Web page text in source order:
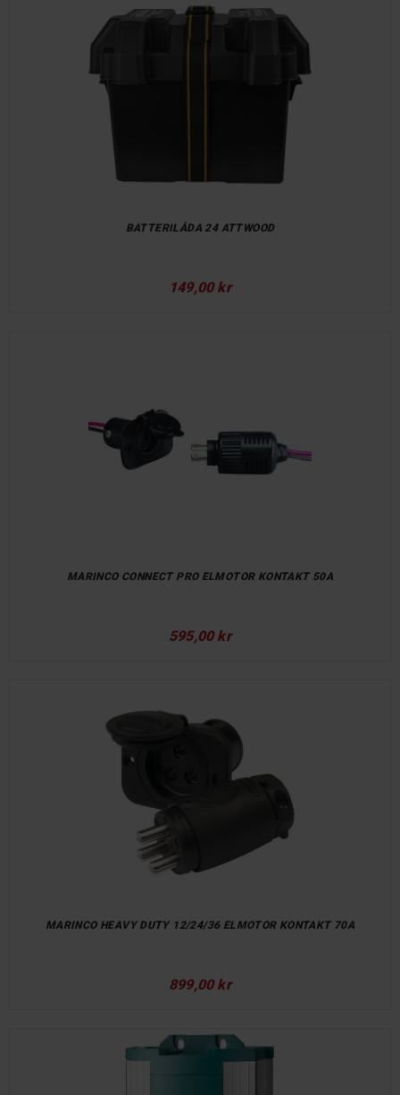
BATTERILÅDA 24 ATTWOOD
149,00 kr
MARINCO CONNECT PRO ELMOTOR KONTAKT 50A
595,00 kr
MARINCO HEAVY DUTY 12/24/36 ELMOTOR KONTAKT 70A
899,00 kr